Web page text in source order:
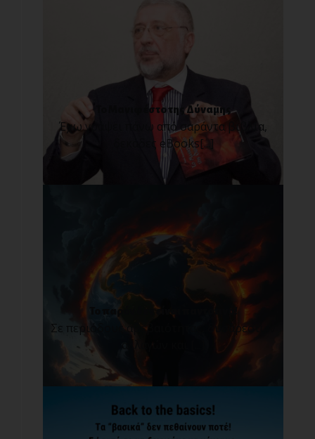
Το Μανιφέστο της Δύναμης
Έχω γράψει πάνω από σαράντα βιβλία,
δεκάδες eBooks[...]
Το παρόν δεν είναι παντοτινό!
Σε περιόδους αβεβαιότητας, δυσάρεστων